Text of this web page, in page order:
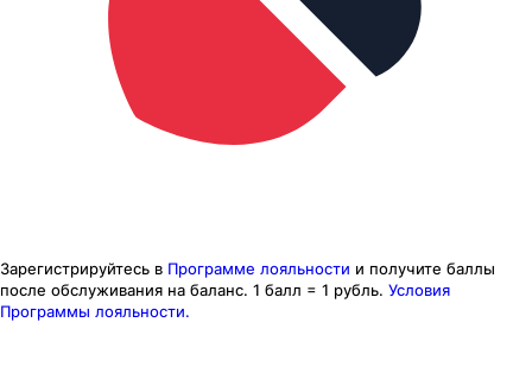
Зарегистрируйтесь в Программе лояльности и получите баллы
после обслуживания на баланс. 1 балл = 1 рубль. Условия
Программы лояльности.